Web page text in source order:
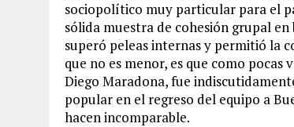
sociopolítico muy particular para el
sólida muestra de cohesión grupal
superó peleas internas y permitió la
que no es menor, es que como
Diego Maradona, fue
popular en el regreso del equipo a
hacen incomparable.